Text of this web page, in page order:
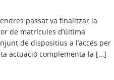
passat va finalitzar la
de matrícules d’última
de dispositius a l’accés per
actuació complementa la […]